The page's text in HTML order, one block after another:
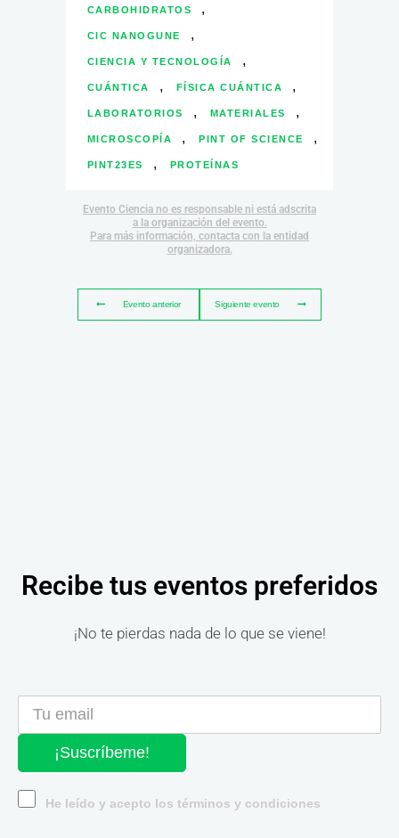
CARBOHIDRATOS ,
CIC NANOGUNE ,
CIENCIA Y TECNOLOGÍA ,
CUÁNTICA , FÍSICA CUÁNTICA ,
LABORATORIOS , MATERIALES ,
MICROSCOPÍA , PINT OF SCIENCE ,
PINT23ES , PROTEÍNAS
Evento Ciencia no es responsable ni está adscrita
a la organización del evento.
Para más información, contacta con la entidad
organizadora.
Evento anterior Siguiente evento
Recibe tus eventos preferidos
¡No te pierdas nada de lo que se viene!
¡Suscríbeme!
He leído y acepto los términos y condiciones